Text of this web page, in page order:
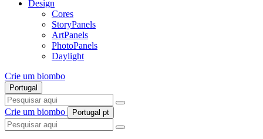
Design
Cores
StoryPanels
ArtPanels
PhotoPanels
Daylight
Crie um biombo
Portugal
Search
here
Crie um biombo Portugal pt
Search
here